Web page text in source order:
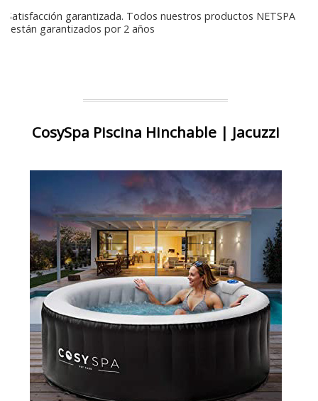
Satisfacción garantizada. Todos nuestros productos NETSPA
están garantizados por 2 años
CosySpa Piscina Hinchable | Jacuzzi